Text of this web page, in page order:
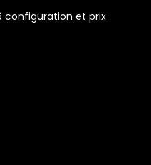
configuration et prix